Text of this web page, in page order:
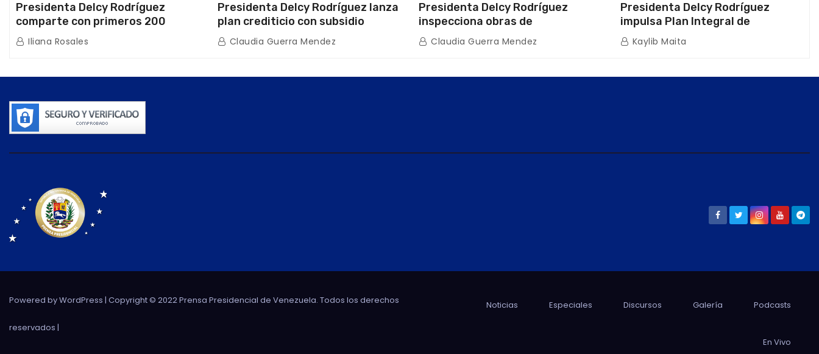
Presidenta Delcy Rodríguez
comparte con primeros 200
beneficiarios de la nueva Casa de
los Abuelos “La Primavera” en
Iliana Rosales
Presidenta Delcy Rodríguez lanza
plan crediticio con subsidio
directo en encuentro con Juntas
de Condominio
Claudia Guerra Mendez
Presidenta Delcy Rodríguez
inspecciona obras de
restauración en Escuela Naval
tras afectaciones sísmicas en La
Claudia Guerra Mendez
Presidenta Delcy Rodríguez
impulsa Plan Integral de
Reactivación Económica en La
Guaira
Kaylib Maita
Powered by WordPress | Copyright © 2022 Prensa Presidencial de Venezuela. Todos los derechos
reservados |
Noticias Especiales Discursos Galería Podcasts
En Vivo